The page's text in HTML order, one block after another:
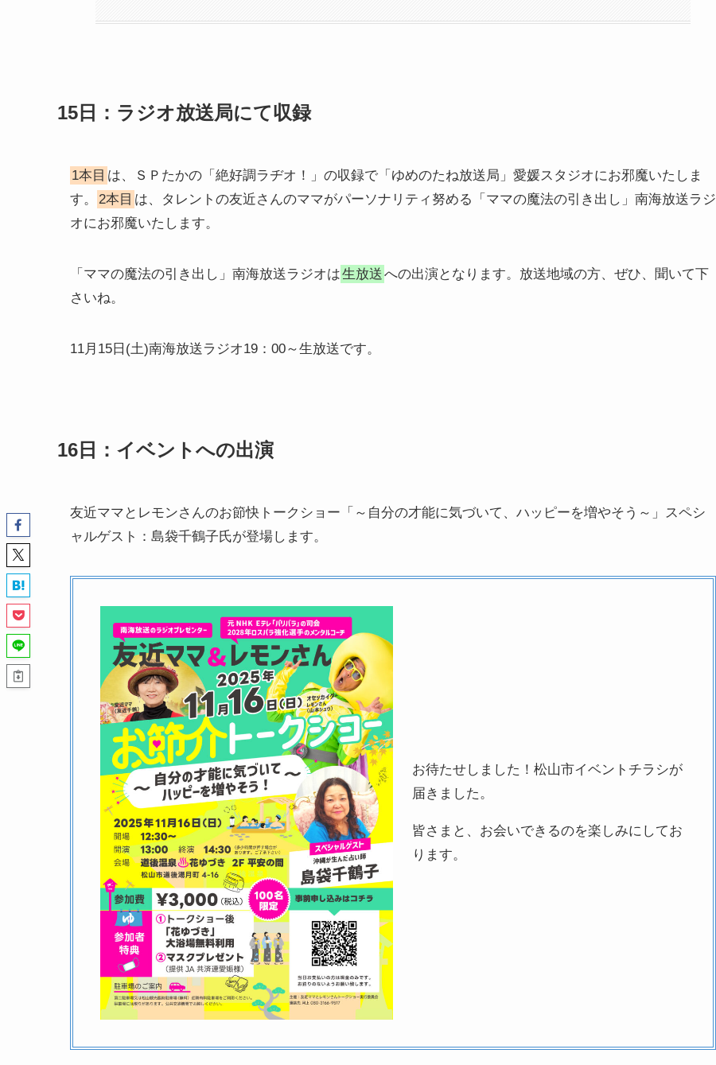
15日：ラジオ放送局にて収録
1本目 は、ＳＰたかの「絶好調ラヂオ！」の収録で「ゆめのたね放送局」愛媛スタジオにお邪魔いたしま
す。
2本目 は、タレントの友近さんのママがパーソナリティ努める「ママの魔法の引き出し」南海放送ラジ
オにお邪魔いたします。
「ママの魔法の引き出し」南海放送ラジオは生放送への出演となります。放送地域の方、ぜひ、聞いて下
さいね。
11月15日(土)南海放送ラジオ19：00～生放送です。
16日：イベントへの出演
友近ママとレモンさんのお節快トークショー「～自分の才能に気づいて、ハッピーを増やそう～」スペシ
ャルゲスト：島袋千鶴子氏が登場します。
お待たせしました！松山市イベントチラシが
届きました。
皆さまと、お会いできるのを楽しみにしてお
ります。